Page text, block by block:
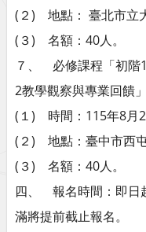
(２) 地點： 臺北市立
(３) 名額：40人。
７、 必修課程「初階
2教學觀察與專業回饋」
(１) 時間：115年8月
(２) 地點：臺中市西屯
(３) 名額：40人。
四、 報名時間：即日
滿將提前截止報名。